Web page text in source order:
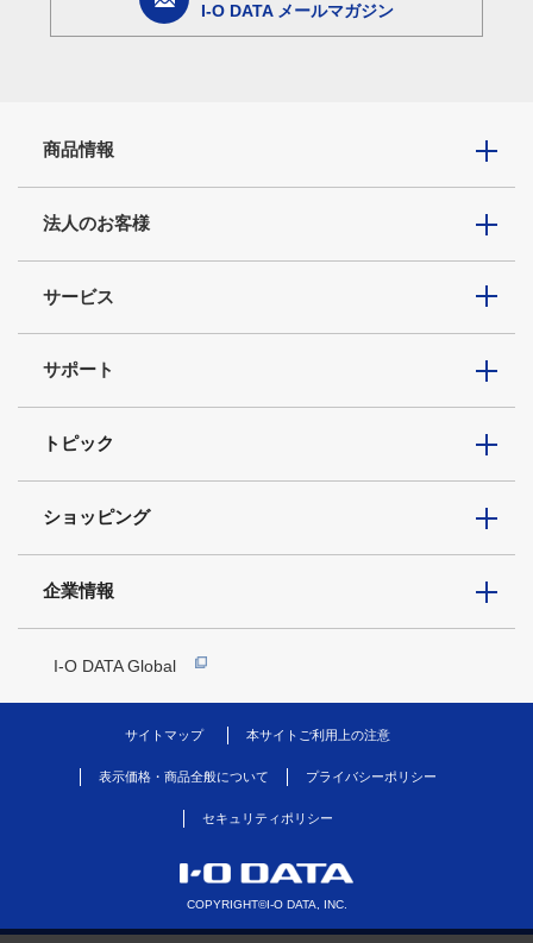
I-O DATA メールマガジン
商品情報
法人のお客様
サービス
サポート
トピック
ショッピング
企業情報
I-O DATA Global
サイトマップ 本サイトご利用上の注意
表示価格・商品全般について プライバシーポリシー
セキュリティポリシー
COPYRIGHT©I-O DATA, INC.